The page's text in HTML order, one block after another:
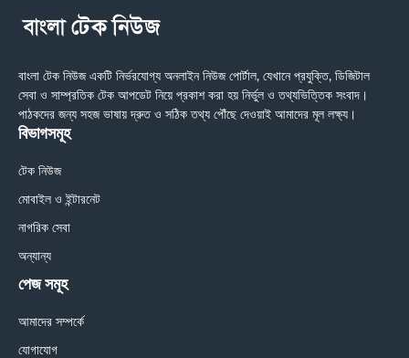
বাংলা টেক নিউজ একটি নির্ভরযোগ্য অনলাইন নিউজ পোর্টাল, যেখানে প্রযুক্তি, ডিজিটাল
সেবা ও সাম্প্রতিক টেক আপডেট নিয়ে প্রকাশ করা হয় নির্ভুল ও তথ্যভিত্তিক সংবাদ।
পাঠকদের জন্য সহজ ভাষায় দ্রুত ও সঠিক তথ্য পৌঁছে দেওয়াই আমাদের মূল লক্ষ্য।
বিভাগসমূহ
টেক নিউজ
মোবাইল ও ইন্টারনেট
নাগরিক সেবা
অন্যান্য
পেজ সমূহ
আমাদের সম্পর্কে
যোগাযোগ